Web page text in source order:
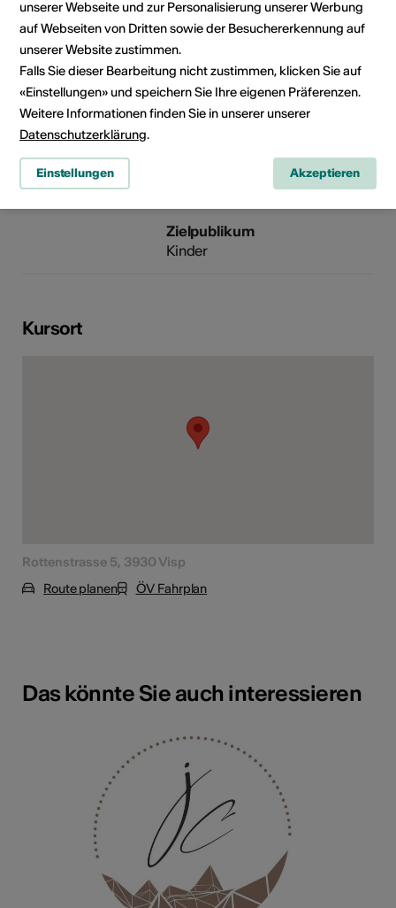
Veranstalter
Mediathek Wallis - Brig
Schlossstrasse 30
3900 Brig
Telefon +41 (0)27 607 15 00
E-Mail
Webseite
Kulturbereiche
Art der Weiterbildung
Kurs, Weiteres, Workshop
Zielpublikum
Kinder
Kursort
Rottenstrasse 5, 3930 Visp
Route planen
ÖV Fahrplan
Das könnte Sie auch interessieren
unserer Webseite und zur Personalisierung unserer Werbung
auf Webseiten von Dritten sowie der Besuchererkennung auf
unserer Website zustimmen.
Falls Sie dieser Bearbeitung nicht zustimmen, klicken Sie auf
«Einstellungen» und speichern Sie Ihre eigenen Präferenzen.
Weitere Informationen finden Sie in unserer unserer
Datenschutzerklärung.
Einstellungen Akzeptieren